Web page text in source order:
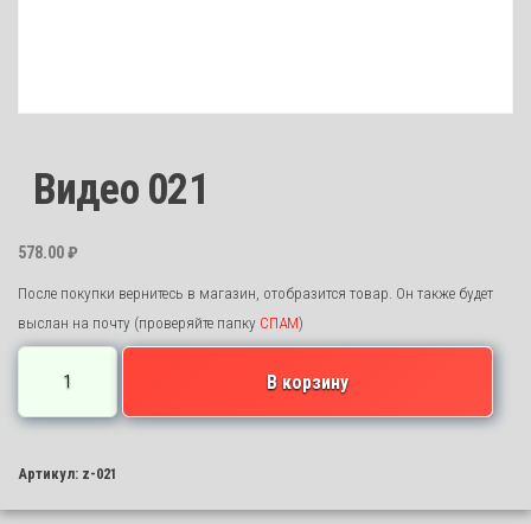
Видео 021
578.00₽
После покупки вернитесь в магазин, отобразится товар. Он также будет
выслан на почту (проверяйте папку СПАМ)
товара
Видео
В корзину
Артикул: z-021